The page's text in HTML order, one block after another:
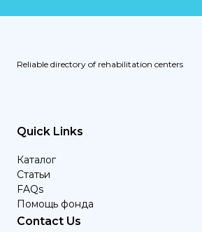
Reliable directory of rehabilitation centers
Quick Links
Каталог
Статьи
FAQs
Помощь фонда
Contact Us